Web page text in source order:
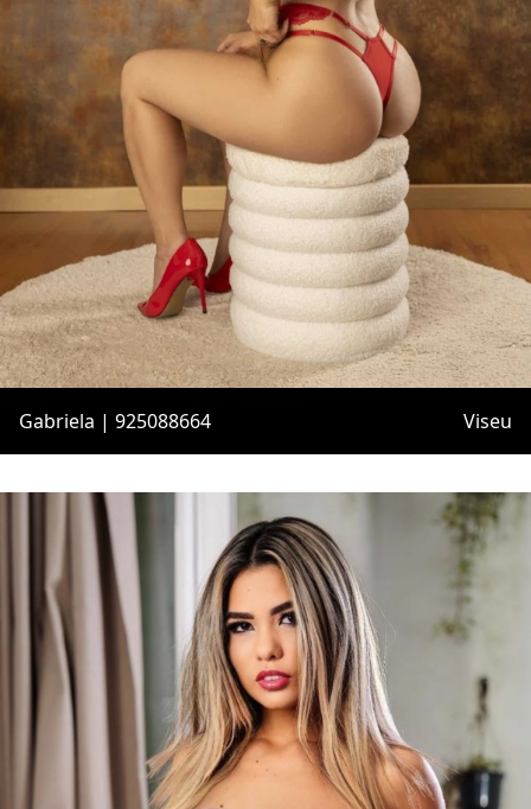
Gabriela | 925088664 Viseu